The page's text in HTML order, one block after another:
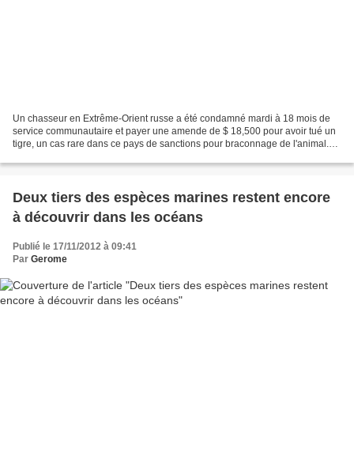
Un chasseur en Extrême-Orient russe a été condamné mardi à 18 mois de
service communautaire et payer une amende de $ 18,500 pour avoir tué un
tigre, un cas rare dans ce pays de sanctions pour braconnage de l'animal.
Deux tiers des espèces marines restent encore
à découvrir dans les océans
Publié le 17/11/2012 à 09:41
Par Gerome